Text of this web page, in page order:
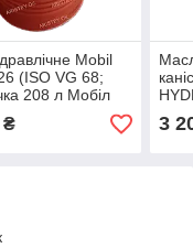
Mobil
(ISO VG 68;
208 л Мобіл
ДТЄ 26
3